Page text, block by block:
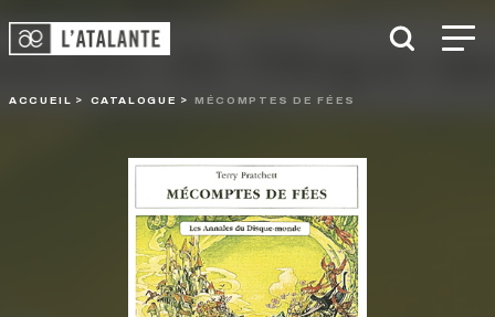
ACCUEIL CATALOGUE MÉCOMPTES DE FÉES